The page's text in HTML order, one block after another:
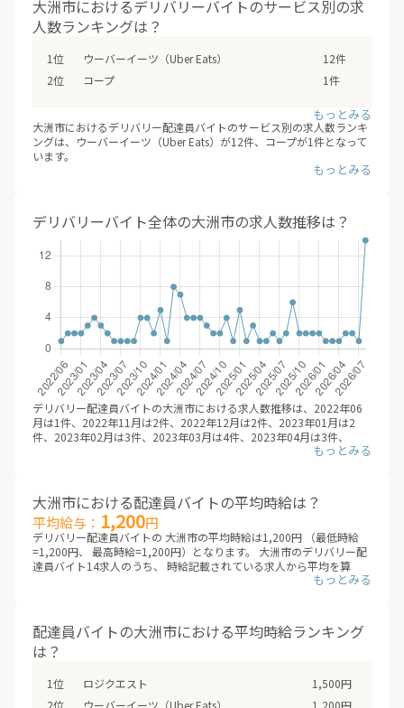
大洲市におけるデリバリーバイトのサービス別の求
人数ランキングは？
ウーバーイーツ（Uber Eats）
12件
コープ
1件
大洲市におけるデリバリー配達員バイトのサービス別の求人数ランキ
ングは、ウーバーイーツ（Uber Eats）が12件、コープが1件となって
います。
デリバリー配達員バイトで最も効率的に、稼ぐためには、複数のフー
※デリバリーバイトNAVI調べ
2026年08月
デリバリーバイト全体の大洲市の求人数推移は？
デリバリー配達員バイトの大洲市における求人数推移は、2022年06
月は1件、2022年11月は2件、2022年12月は2件、2023年01月は2
件、2023年02月は3件、2023年03月は4件、2023年04月は3件、
2023年05月は2件、2023年06月は1件、2023年07月は1件、2023年
2024年03月は8件、2024年04月は7件、2024年05月は4件、2024年
06月は4件、2024年07月は4件、2024年08月は3件、2024年09月は2
件、2024年10月は2件、2024年11月は4件、2024年12月は1件、
2025年01月は5件、2025年02月は1件、2025年03月は3件、2025年
04月は1件、2025年05月は1件、2025年06月は2件、2025年07月は1
件、2025年08月は2件、2025年09月は6件、2025年10月は2件、
2025年11月は2件、2025年12月は2件、2026年01月は2件、2026年
移。（※デリバリーバイトNAVI調べ /2026年08月）
大洲市における配達員バイトの平均時給は？
平均給与： 1,200円
デリバリー配達員バイトの 大洲市の平均時給は1,200円 （最低時給
=1,200円、 最高時給=1,200円）となります。 大洲市のデリバリー配
達員バイト14求人のうち、 時給記載されている求人から平均を算
出。 （※デリバリーバイトNAVI調べ /2026年08月 ※非掲載の場合
デリバリー配達員バイトは、大きく業務委託型（成果報酬型）と時給
型に分類されます。業務委託型（成果報酬型）のデリバリー配達員バ
イトは、 一回あたりの配達報酬となり、時給は目安となります。頑張
イトは、安定した給与を得られるメリットがあります。各求人を比較
配達員バイトの大洲市における平均時給ランキング
は？
ロジクエスト
1,500円
ウーバーイーツ（Uber Eats）
1,200円